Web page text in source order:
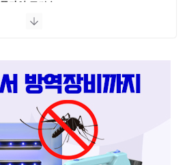
플라이 포커스
스마트키퍼 UV LED 고급형